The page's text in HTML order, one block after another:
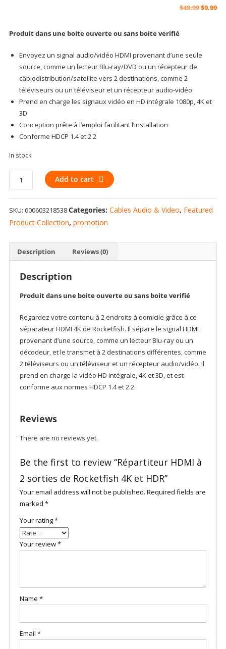
$49.99$9.99
Produit dans une boite ouverte ou sans boite verifié
Envoyez un signal audio/vidéo HDMI provenant d’une seule
source, comme un lecteur Blu-ray/DVD ou un récepteur de
câblodistribution/satellite vers 2 destinations, comme 2
téléviseurs ou un téléviseur et un récepteur audio-vidéo
Prend en charge les signaux vidéo en HD intégrale 1080p, 4K et
3D
Conception prête à l’emploi facilitant l’installation
Conforme HDCP 1.4 et 2.2
In stock
Répartiteur
HDMI
à
2
sorties
HDR
quantity
Add to cart
SKU: 600603218538Categories: Cables Audio & Video, Featured
Product Collection, promotion
Description Reviews (0)
Description
Produit dans une boite ouverte ou sans boite verifié
Regardez votre contenu à 2 endroits à domicile grâce à ce
séparateur HDMI 4K de Rocketfish. Il sépare le signal HDMI
provenant d’une source, comme un lecteur Blu-ray ou un
décodeur, et le transmet à 2 destinations différentes, comme
2 téléviseurs ou un téléviseur et un récepteur audio/vidéo. Il
prend en charge la vidéo HD intégrale, 4K et 3D, et est
conforme aux normes HDCP 1.4 et 2.2.
Reviews
There are no reviews yet.
Be the first to review “Répartiteur HDMI à
2 sorties de Rocketfish 4K et HDR”
Your email address will not be published. Required fields are
marked *
Your rating*
Your review*
Name *
Email *